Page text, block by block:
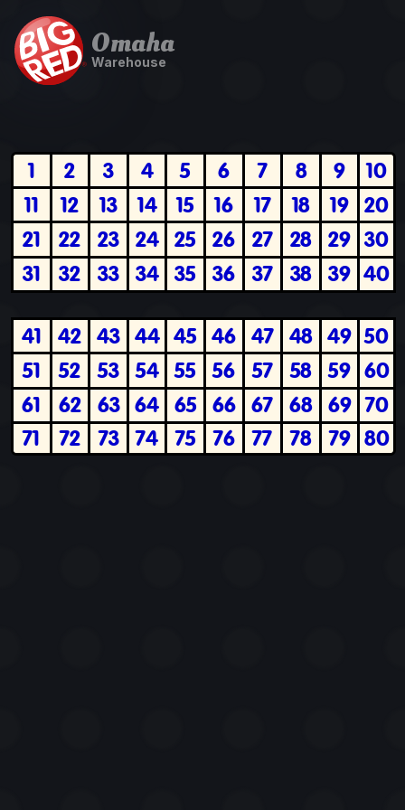
Omaha
Warehouse
1 2 3 4 5 6 7 8 9
10
11
12 13 14 15 16 17 18 19 20
21
22 23 24 25 26 27 28 29 30
31
32 33 34 35 36 37 38 39 40
41 42 43 44 45 46 47 48 49 50
51
52 53 54 55 56 57 58 59 60
61
62 63 64 65 66 67 68 69 70
71
72 73 74 75 76 77 78 79 80